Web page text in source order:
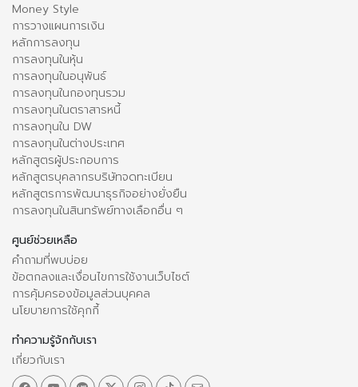
Money Style
การวางแผนการเงิน
หลักการลงทุน
การลงทุนในหุ้น
การลงทุนในอนุพันธ์
การลงทุนในกองทุนรวม
การลงทุนในตราสารหนี้
การลงทุนใน DW
การลงทุนในต่างประเทศ
หลักสูตรผู้ประกอบการ
หลักสูตรบุคลากรบริษัทจดทะเบียน
หลักสูตรการพัฒนาธุรกิจอย่างยั่งยืน
การลงทุนในสินทรัพย์ทางเลือกอื่น ๆ
ศูนย์ช่วยเหลือ
คำถามที่พบบ่อย
ข้อตกลงและเงื่อนไขการใช้งานเว็บไซต์
การคุ้มครองข้อมูลส่วนบุคคล
นโยบายการใช้คุกกี้
ทำความรู้จักกับเรา
เกี่ยวกับเรา